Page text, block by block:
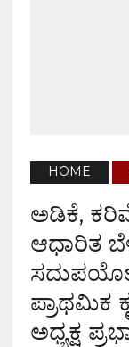
HOME
ಅಡಿಕೆ,
ಆಧಾರಿತ
ಪ್ರಾಥಮಿಕ
ಅಧ್ಯಕ್ಷ